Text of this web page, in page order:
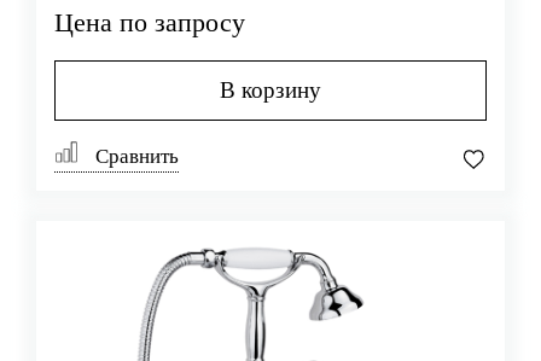
Цена по запросу
В корзину
Сравнить